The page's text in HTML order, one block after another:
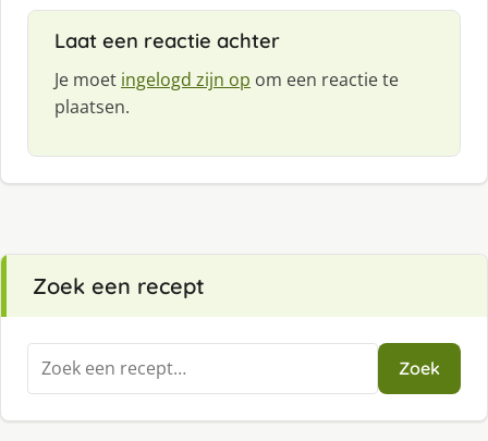
Laat een reactie achter
Je moet ingelogd zijn op om een reactie te
plaatsen.
Zoek een recept
Zoeken
naar:
Zoek